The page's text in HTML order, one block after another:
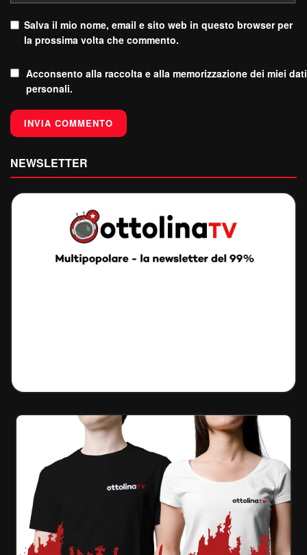
Salva il mio nome, email e sito web in questo browser per
la prossima volta che commento.
Acconsento alla raccolta e alla memorizzazione dei miei dati
personali.
NEWSLETTER